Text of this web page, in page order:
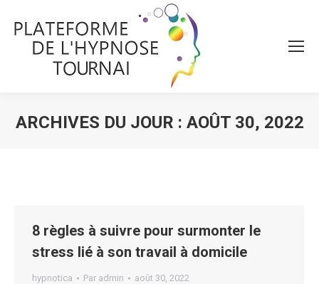
ARCHIVES DU JOUR : AOÛT 30, 2022
8 règles à suivre pour surmonter le
stress lié à son travail à domicile
hypnotica Par admin août 30, 2022